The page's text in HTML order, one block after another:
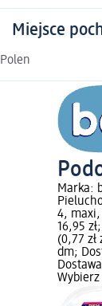
Miejsce
Polen
Marka:
4, maxi,
16,95
(0,77
dm;